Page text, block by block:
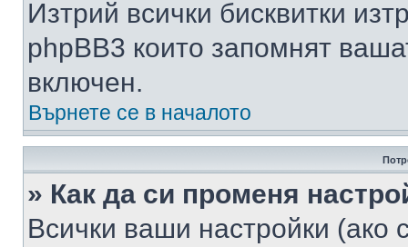
Изтрий всички бисквитки
phpBB3 които запомнят
включен.
Върнете се в началото
» Как да си променя
Всички ваши настройки (ако